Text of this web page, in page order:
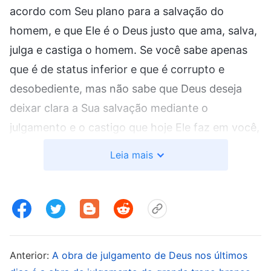
acordo com Seu plano para a salvação do
homem, e que Ele é o Deus justo que ama, salva,
julga e castiga o homem. Se você sabe apenas
que é de status inferior e que é corrupto e
desobediente, mas não sabe que Deus deseja
deixar clara a Sua salvação mediante o
julgamento e o castigo que hoje Ele faz em você,
amaldiçoar, castigar e salvar. Antes da conclusão
— a obra de Deus na terra é para o bem da
Leia mais
Anterior: A obra de julgamento de Deus nos últimos